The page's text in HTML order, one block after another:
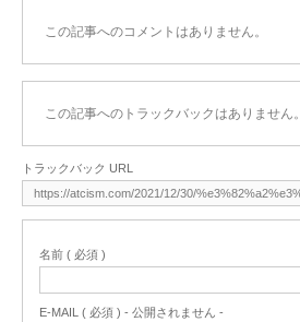
この記事へのコメントはありません。
この記事へのトラックバックはありません。
トラックバック URL
名前 ( 必須 )
E-MAIL ( 必須 ) - 公開されません -